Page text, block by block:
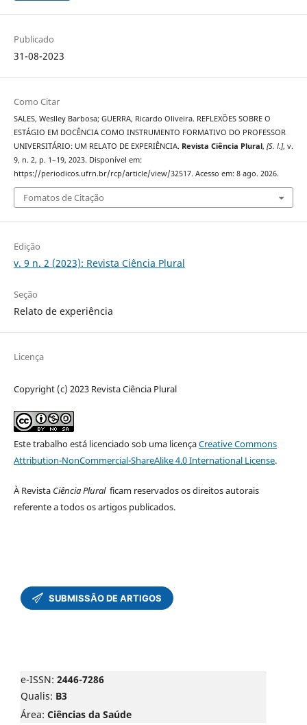
Publicado
31-08-2023
Como Citar
SALES, Weslley Barbosa; GUERRA, Ricardo Oliveira. REFLEXÕES SOBRE O
ESTÁGIO EM DOCÊNCIA COMO INSTRUMENTO FORMATIVO DO PROFESSOR
UNIVERSITÁRIO: UM RELATO DE EXPERIÊNCIA. Revista Ciência Plural, [S. l.], v.
9, n. 2, p. 1–19, 2023. Disponível em:
https://periodicos.ufrn.br/rcp/article/view/32517. Acesso em: 8 ago. 2026.
Fomatos de Citação
Edição
v. 9 n. 2 (2023): Revista Ciência Plural
Seção
Relato de experiência
Licença
Copyright (c) 2023 Revista Ciência Plural
Este trabalho está licenciado sob uma licençaCreative Commons
Attribution-NonCommercial-ShareAlike 4.0 International License.
À Revista Ciência Plural ficam reservados os direitos autorais
referente a todos os artigos publicados.
e-ISSN: 2446-7286
Qualis: B3
Área: Ciências da Saúde